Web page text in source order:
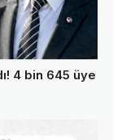
4 bin 645 üye